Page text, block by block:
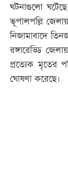
ঘটনাগুলো
ভূপালপল্লি
নিজামাবাদে
রঙ্গারেড্ডি
প্রত্যেক মৃতের
ঘোষণা করেছে।